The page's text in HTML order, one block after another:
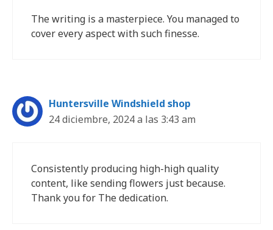
The writing is a masterpiece. You managed to
cover every aspect with such finesse.
Huntersville Windshield shop
24 diciembre, 2024 a las 3:43 am
Consistently producing high-high quality
content, like sending flowers just because.
Thank you for The dedication.